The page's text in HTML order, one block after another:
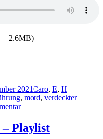
— 2.6MB)
2021Caro, E, H
, mord, verdeckter
zu
Thomas
Enger
– Playlist